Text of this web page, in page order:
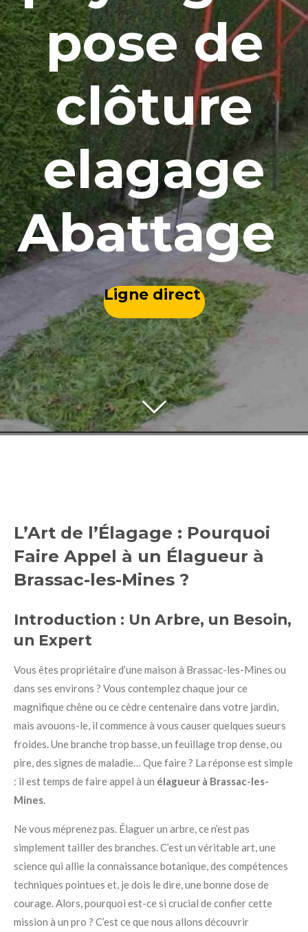
pose de
clôture
elagage
Abattage
Ligne direct
L’Art de l’Élagage : Pourquoi
Faire Appel à un Élagueur à
Brassac-les-Mines ?
Introduction : Un Arbre, un Besoin,
un Expert
Vous êtes propriétaire d’une maison à Brassac-les-Mines ou
dans ses environs ? Vous contemplez chaque jour ce
magnifique chêne ou ce cèdre centenaire dans votre jardin,
mais avouons-le, il commence à vous causer quelques sueurs
froides. Une branche trop basse, un feuillage trop dense, ou
pire, des signes de maladie… Que faire ? La réponse est simple
: il est temps de faire appel à un élagueur à Brassac-les-
Mines.
Ne vous méprenez pas. Élaguer un arbre, ce n’est pas
simplement tailler des branches. C’est un véritable art, une
science qui allie la connaissance botanique, des compétences
techniques pointues et, je dois le dire, une bonne dose de
courage. Alors, pourquoi est-ce si crucial de confier cette
mission à un pro ? C’est ce que nous allons découvrir